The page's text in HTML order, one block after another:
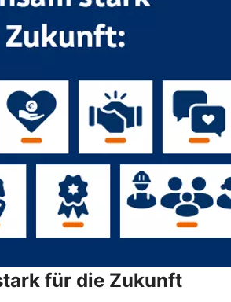
für die Zukunft